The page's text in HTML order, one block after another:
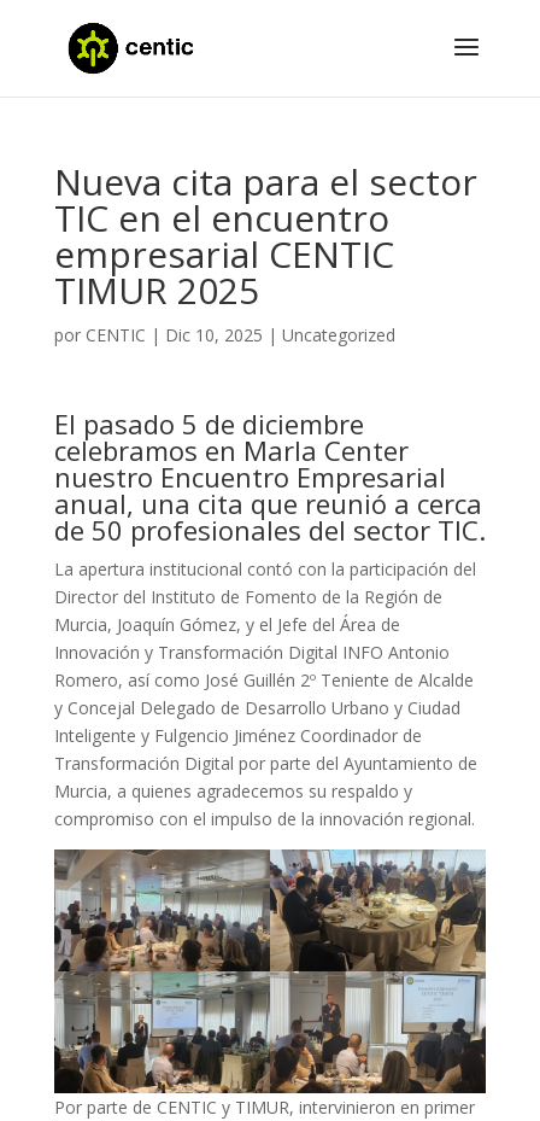
Nueva cita para el sector
TIC en el encuentro
empresarial CENTIC
TIMUR 2025
por CENTIC | Dic 10, 2025 | Uncategorized
El pasado 5 de diciembre
celebramos en Marla Center
nuestro Encuentro Empresarial
anual, una cita que reunió a cerca
de 50 profesionales del sector TIC.
La apertura institucional contó con la participación del
Director del Instituto de Fomento de la Región de
Murcia, Joaquín Gómez, y el Jefe del Área de
Innovación y Transformación Digital INFO Antonio
Romero, así como José Guillén 2º Teniente de Alcalde
y Concejal Delegado de Desarrollo Urbano y Ciudad
Inteligente y Fulgencio Jiménez Coordinador de
Transformación Digital por parte del Ayuntamiento de
Murcia, a quienes agradecemos su respaldo y
compromiso con el impulso de la innovación regional.
Por parte de CENTIC y TIMUR, intervinieron en primer